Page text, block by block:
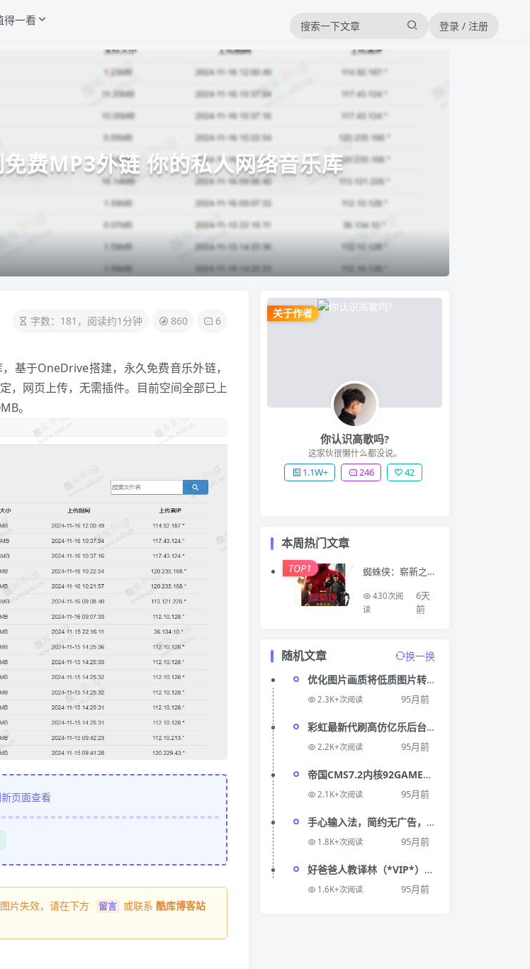
得一看 登录 / 注册
费MP3外链 你的私人网络音乐库
字数：181，阅读约1分钟 860 6
基于OneDrive搭建，永久免费音乐外链，
，网页上传，无需插件。目前空间全部已上
。
页面查看
片失效，请在下方 留言 或联系 酷库博客站
关于作者
你认识高歌吗?
这家伙很懒什么都没说。
1.1W+ 246 42
本周热门文章
TOP1
蜘蛛侠：崭新之
rand New Day (2
026)
430次阅
读
6天
前
随机文章
换一换
优化图片画质将低质图片转
化成 4K 图片的工具！
2.3K+次阅读 95月前
彩虹最新代刷高仿亿乐后台
模板2.2K+次阅读 95月前
帝国CMS7.2内核92GAME仿
前瞻头条文章博客网站源码
2.1K+次阅读 95月前
手心输入法，简约无广告，
不骚扰
1.8K+次阅读 95月前
好爸爸人教译林（*VIP*）
v8.8.3破解/钻石/完美版！
1.6K+次阅读 95月前